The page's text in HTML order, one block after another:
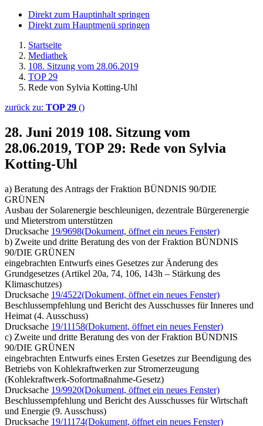
Direkt zum Hauptinhalt springen
Direkt zum Hauptmenü springen
Startseite
Mediathek
108. Sitzung vom 28.06.2019
TOP 29
Rede von Sylvia Kotting-Uhl
zurück zu: TOP 29 ()
28. Juni 2019 108. Sitzung vom
28.06.2019, TOP 29: Rede von Sylvia
Kotting-Uhl
a) Beratung des Antrags der Fraktion BÜNDNIS 90/DIE
GRÜNEN
Ausbau der Solarenergie beschleunigen, dezentrale Bürgerenergie
und Mieterstrom unterstützen
Drucksache 19/9698(Dokument, öffnet ein neues Fenster)
b) Zweite und dritte Beratung des von der Fraktion BÜNDNIS
90/DIE GRÜNEN
eingebrachten Entwurfs eines Gesetzes zur Änderung des
Grundgesetzes (Artikel 20a, 74, 106, 143h – Stärkung des
Klimaschutzes)
Drucksache 19/4522(Dokument, öffnet ein neues Fenster)
Beschlussempfehlung und Bericht des Ausschusses für Inneres und
Heimat (4. Ausschuss)
Drucksache 19/11158(Dokument, öffnet ein neues Fenster)
c) Zweite und dritte Beratung des von der Fraktion BÜNDNIS
90/DIE GRÜNEN
eingebrachten Entwurfs eines Ersten Gesetzes zur Beendigung des
Betriebs von Kohlekraftwerken zur Stromerzeugung
(Kohlekraftwerk-Sofortmaßnahme-Gesetz)
Drucksache 19/9920(Dokument, öffnet ein neues Fenster)
Beschlussempfehlung und Bericht des Ausschusses für Wirtschaft
und Energie (9. Ausschuss)
Drucksache 19/11174(Dokument, öffnet ein neues Fenster)